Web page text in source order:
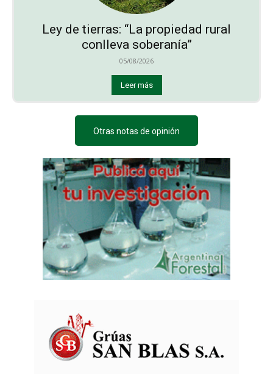
Ley de tierras: “La propiedad rural
conlleva soberanía”
05/08/2026
Leer más
Otras notas de opinión